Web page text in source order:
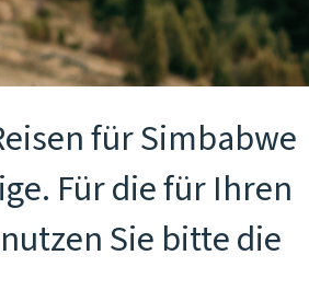
für Simbabwe
Für die für Ihren
Sie bitte die